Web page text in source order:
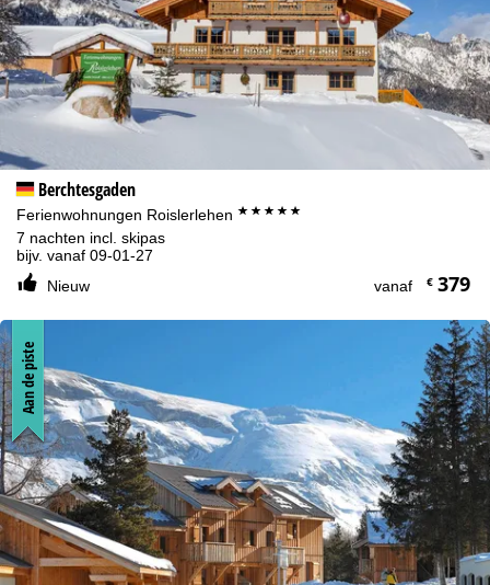
Informatie over de verantwoordelijke vind je in hetImpressum .
Informatie over de doeleinden en jouw rechten omtrent
gegevensbescherming vind je onzePrivacy Policy.
Accepteren
Berchtesgaden
Ferienwohnungen Roislerlehen *****
7 nachten incl. skipas
bijv. vanaf 09-01-27
Nieuw
vanaf €379
Aan de piste